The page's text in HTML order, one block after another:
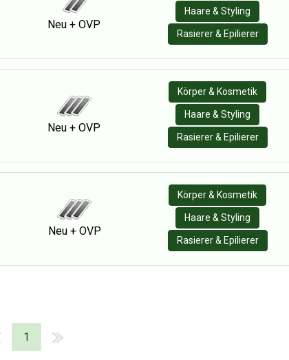
Neu + OVP
Haare & Styling
Rasierer & Epilierer
Neu + OVP
Körper & Kosmetik
Haare & Styling
Rasierer & Epilierer
Neu + OVP
Körper & Kosmetik
Haare & Styling
Rasierer & Epilierer
1